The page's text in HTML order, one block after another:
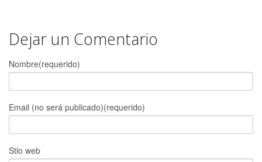
Dejar un Comentario
Nombre(requerido)
Email (no será publicado)(requerido)
Stio web